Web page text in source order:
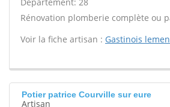
Rénovation plomberie complète ou
Voir la fiche artisan : Gastinois lemen
Potier patrice Courville sur eure
Artisan